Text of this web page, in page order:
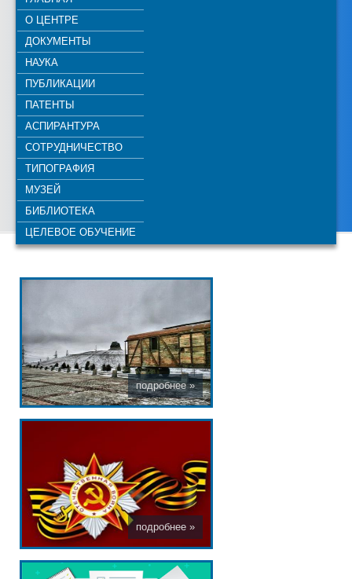
О ЦЕНТРЕ
ДОКУМЕНТЫ
НАУКА
ПУБЛИКАЦИИ
ПАТЕНТЫ
АСПИРАНТУРА
СОТРУДНИЧЕСТВО
ТИПОГРАФИЯ
МУЗЕЙ
БИБЛИОТЕКА
ЦЕЛЕВОЕ ОБУЧЕНИЕ